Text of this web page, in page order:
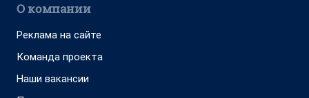
О компании
Реклама на сайте
Команда проекта
Наши вакансии